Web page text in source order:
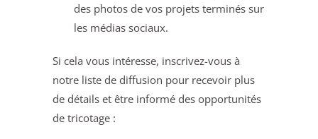
des photos de vos projets terminés sur
les médias sociaux.
Si cela vous intéresse, inscrivez-vous à
notre liste de diffusion pour recevoir plus
de détails et être informé des opportunités
de tricotage :